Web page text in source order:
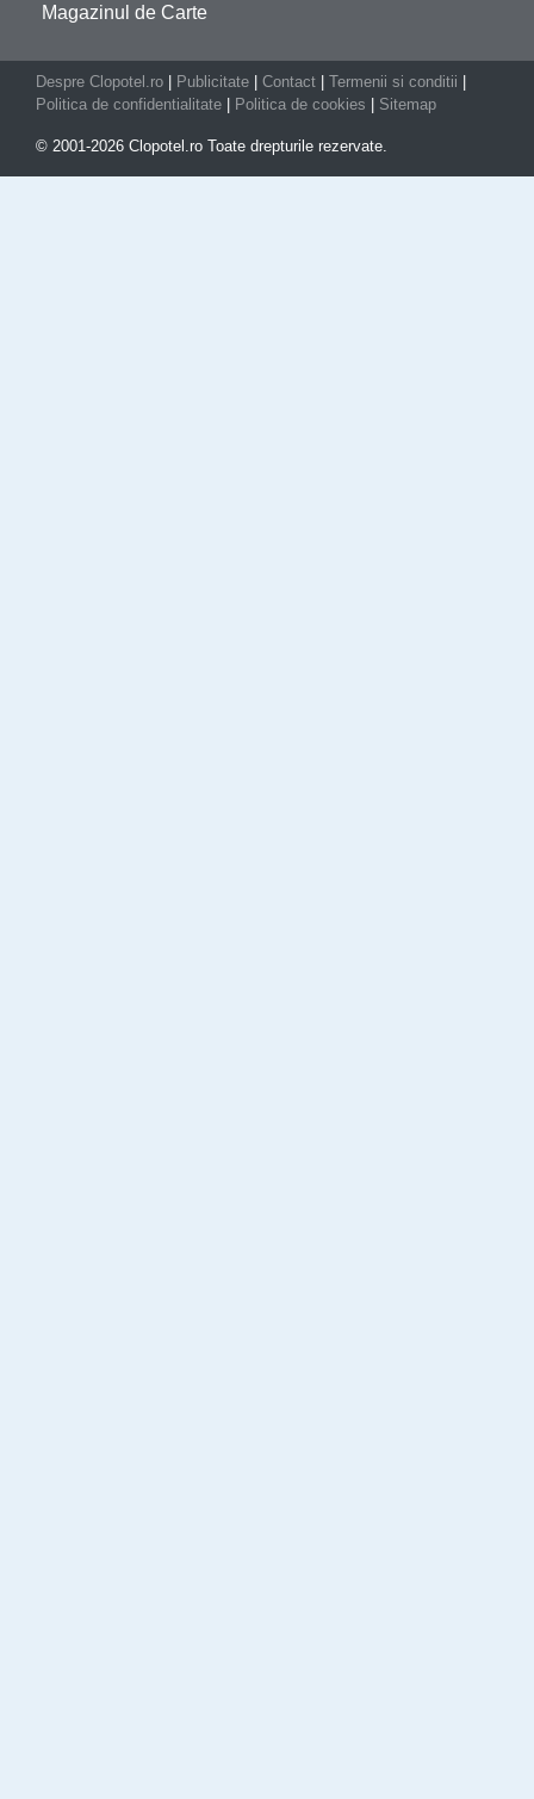
Magazinul de Carte
Despre Clopotel.ro | Publicitate | Contact | Termenii si conditii |
Politica de confidentialitate | Politica de cookies | Sitemap
© 2001-2026 Clopotel.ro Toate drepturile rezervate.